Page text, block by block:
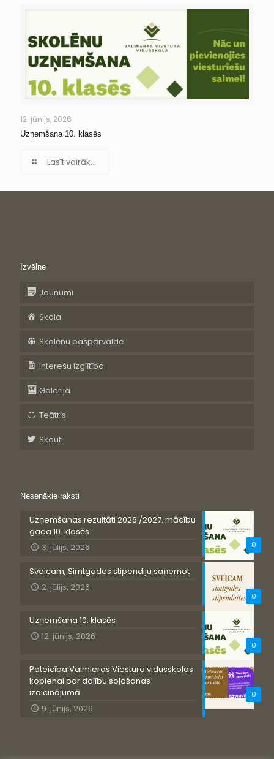
12. jūnijs, 2026
Uzņemšana 10. klasēs
Lasīt vairāk...
Izvēlne
Jaunumi
Skola
Skolēnu pašpārvalde
Interešu izglītība
Galerija
Teātris
Skauti
Nesenākie raksti
0
Uzņemšanas rezultāti 2026./2027. mācību
gada 10. klasēs
3. jūlijs, 2026
0
Sveicam, Simtgades stipendiju saņemot
2. jūlijs, 2026
0
Uzņemšana 10. klasēs
12. jūnijs, 2026
0
Pateicība Valmieras Viestura vidusskolas
kopienai par dalību soļošanas
izaicinājumā
9. jūnijs, 2026